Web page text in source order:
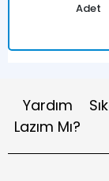
Adet
Yardım
Lazım Mı?